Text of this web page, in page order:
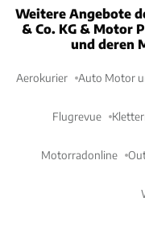
Weitere Angebote
& Co. KG & Motor
und deren
Aerokurier Auto Motor
Flugrevue
Motorradonline